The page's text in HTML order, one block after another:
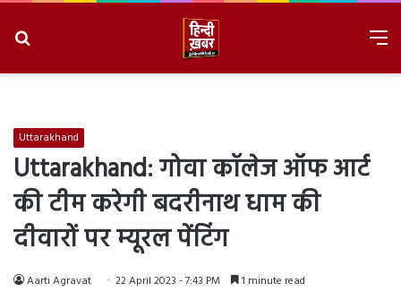
Uttarakhand
Uttarakhand: गोवा कॉलेज ऑफ आर्ट
की टीम करेगी बदरीनाथ धाम की
दीवारों पर म्यूरल पेंटिंग
Aarti Agravat 22 April 2023 - 7:43 PM 1 minute read